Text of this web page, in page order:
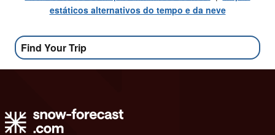
estáticos alternativos do tempo e da neve
Find Your Trip